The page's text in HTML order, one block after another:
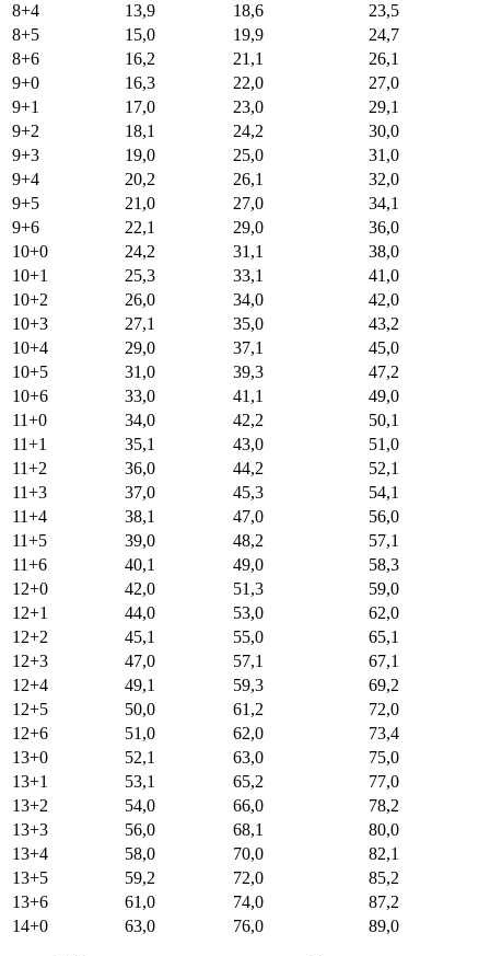
8+4
13,9 18,6
23,5
8+5
15,0 19,9
24,7
8+6
16,2 21,1
26,1
9+0
16,3 22,0
27,0
9+1
17,0 23,0
29,1
9+2
18,1 24,2
30,0
9+3
19,0 25,0
31,0
9+4
20,2 26,1
32,0
9+5
21,0 27,0
34,1
9+6
22,1 29,0
36,0
10+0
24,2 31,1
38,0
10+1
25,3 33,1
41,0
10+2
26,0 34,0
42,0
10+3
27,1 35,0
43,2
10+4
29,0 37,1
45,0
10+5
31,0 39,3
47,2
10+6
33,0 41,1
49,0
11+0
34,0 42,2
50,1
11+1
35,1 43,0
51,0
11+2
36,0 44,2
52,1
11+3
37,0 45,3
54,1
11+4
38,1 47,0
56,0
11+5
39,0 48,2
57,1
11+6
40,1 49,0
58,3
12+0
42,0 51,3
59,0
12+1
44,0 53,0
62,0
12+2
45,1 55,0
65,1
12+3
47,0 57,1
67,1
12+4
49,1 59,3
69,2
12+5
50,0 61,2
72,0
12+6
51,0 62,0
73,4
13+0
52,1 63,0
75,0
13+1
53,1 65,2
77,0
13+2
54,0 66,0
78,2
13+3
56,0 68,1
80,0
13+4
58,0 70,0
82,1
13+5
59,2 72,0
85,2
13+6
61,0 74,0
87,2
14+0
63,0 76,0 89,0